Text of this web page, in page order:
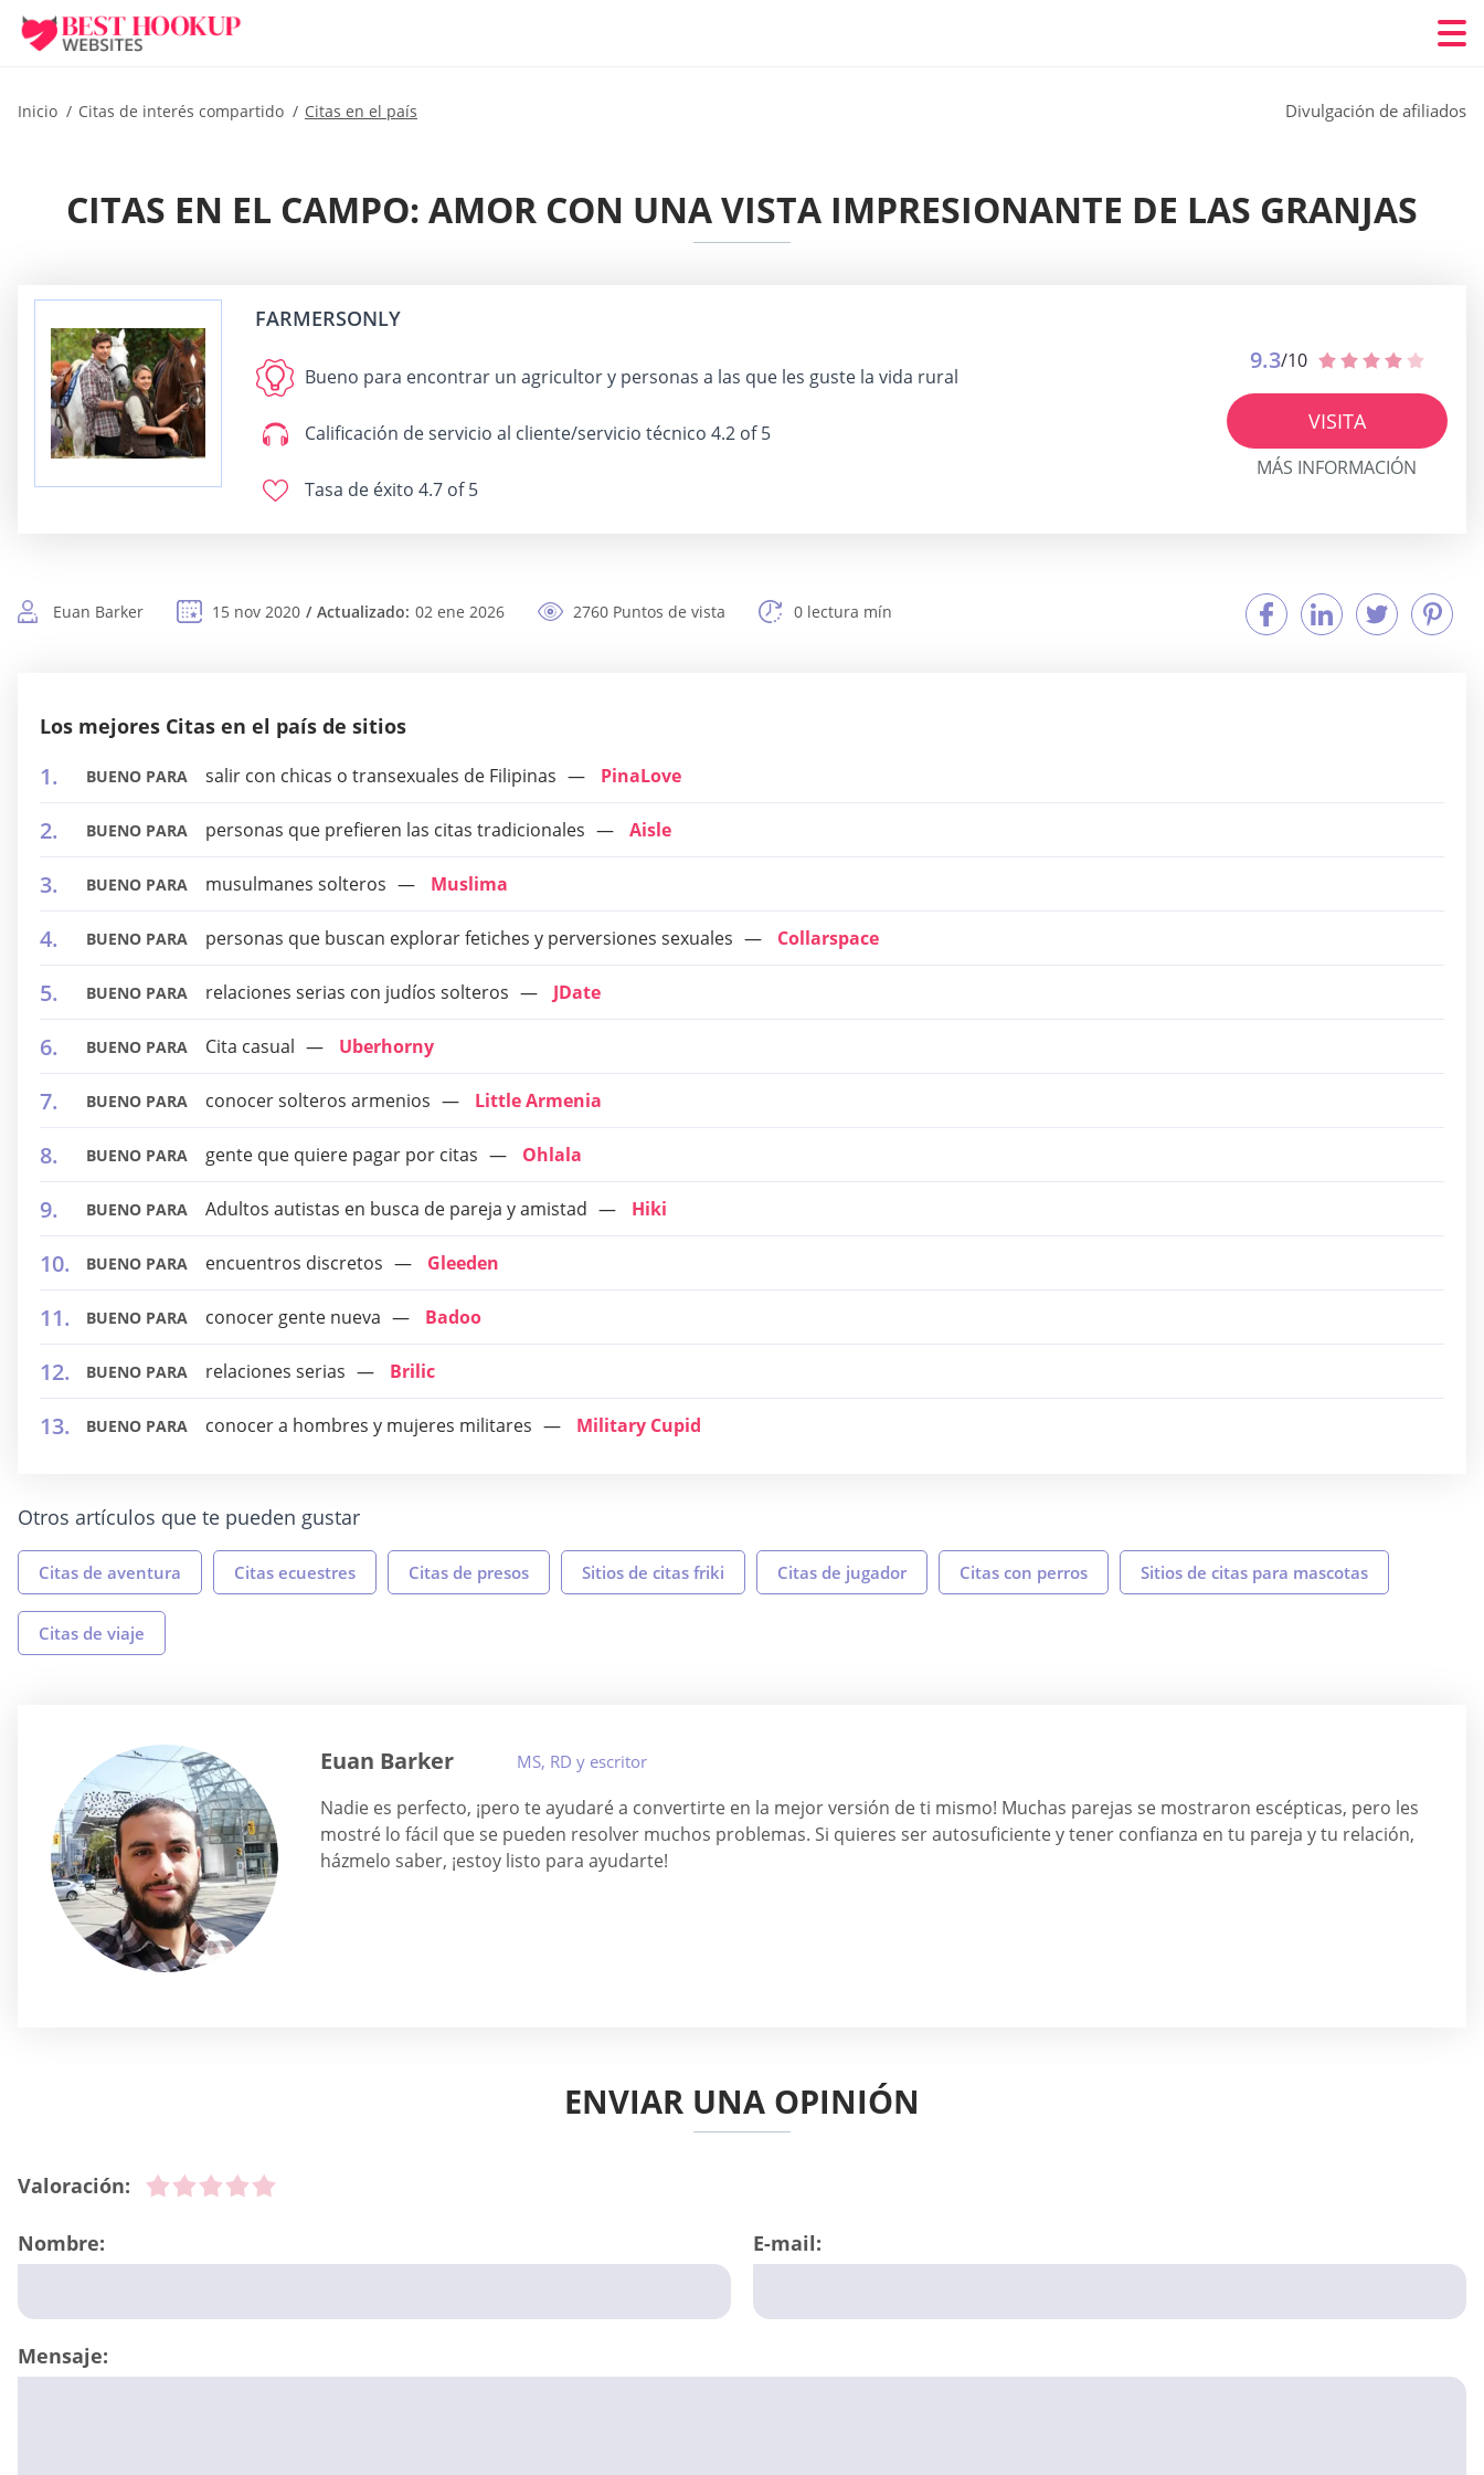
Inicio Citas de interés compartido Citas en el país Divulgación de afiliados
CITAS EN EL CAMPO: AMOR CON UNA VISTA IMPRESIONANTE DE LAS GRANJAS
FARMERSONLY
Bueno para encontrar un agricultor y personas a las que les guste la vida rural
Calificación de servicio al cliente/servicio técnico 4.2 of 5
Tasa de éxito 4.7 of 5
9.3/10
VISITA
MÁS INFORMACIÓN
Euan Barker 15 nov 2020 Actualizado: 02 ene 2026 2760 Puntos de vista 0 lectura mín
Los mejores Citas en el país de sitios
BUENO PARA salir con chicas o transexuales de Filipinas PinaLove
BUENO PARA personas que prefieren las citas tradicionales Aisle
BUENO PARA musulmanes solteros Muslima
BUENO PARA personas que buscan explorar fetiches y perversiones sexuales Collarspace
BUENO PARA relaciones serias con judíos solteros JDate
BUENO PARA Cita casual Uberhorny
BUENO PARA conocer solteros armenios Little Armenia
BUENO PARA gente que quiere pagar por citas Ohlala
BUENO PARA Adultos autistas en busca de pareja y amistad Hiki
BUENO PARA encuentros discretos Gleeden
BUENO PARA conocer gente nueva Badoo
BUENO PARA relaciones serias Brilic
BUENO PARA conocer a hombres y mujeres militares Military Cupid
Otros artículos que te pueden gustar
Citas de aventura Citas ecuestres Citas de presos Sitios de citas friki Citas de jugador Citas con perros Sitios de citas para mascotas
Citas de viaje
Euan Barker MS, RD y escritor
Nadie es perfecto, ¡pero te ayudaré a convertirte en la mejor versión de ti mismo! Muchas parejas se mostraron escépticas, pero les
mostré lo fácil que se pueden resolver muchos problemas. Si quieres ser autosuficiente y tener confianza en tu pareja y tu relación,
házmelo saber, ¡estoy listo para ayudarte!
ENVIAR UNA OPINIÓN
Valoración:
Nombre: E-mail:
Mensaje: